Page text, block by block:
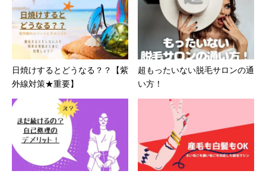
日焼けするとどうなる？？【紫
外線対策★重要】
超もったいない脱毛サロンの通
い方！